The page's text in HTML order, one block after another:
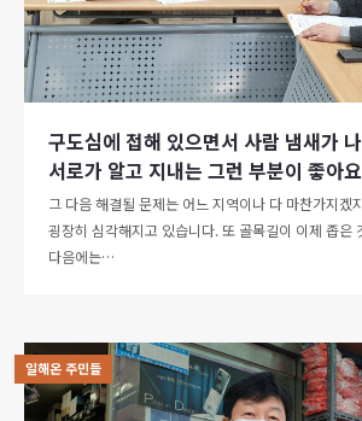
구도심에 접해 있으면서 사람 냄새가
서로가 알고 지내는 그런 부분이 좋아
그 다음 해결될 문제는 어느 지역이나 다 마찬가지겠
굉장히 심각해지고 있습니다. 또 골목길이 이제 좁은
다음에는…
일해온 주민들